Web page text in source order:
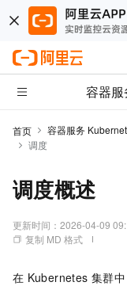
容器
首页 容器服务
调度
调度概述
更新时间： 2026-04-09
复制 MD 格式
在 Kubernetes 集群